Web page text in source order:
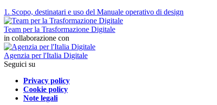
1. Scopo, destinatari e uso del Manuale operativo di design
Team per la Trasformazione Digitale
in collaborazione con
Agenzia per l'Italia Digitale
Seguici su
Privacy policy
Cookie policy
Note legali